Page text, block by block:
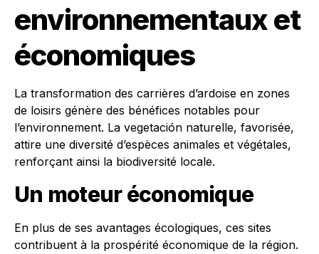
environnementaux et
économiques
La transformation des carrières d’ardoise en zones
de loisirs génère des bénéfices notables pour
l’environnement. La vegetación naturelle, favorisée,
attire une diversité d’espèces animales et végétales,
renforçant ainsi la biodiversité locale.
Un moteur économique
En plus de ses avantages écologiques, ces sites
contribuent à la prospérité économique de la région.